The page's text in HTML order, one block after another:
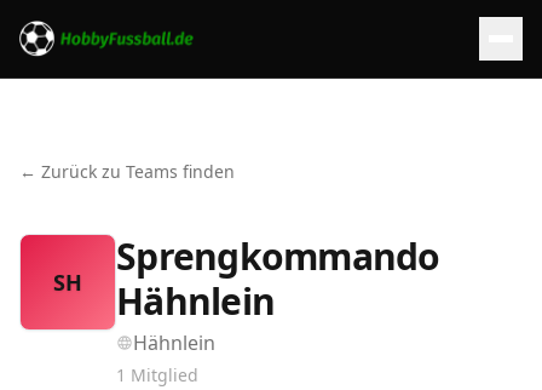
← Zurück zu Teams finden
SH
Sprengkommando
Hähnlein
Hähnlein
1 Mitglied